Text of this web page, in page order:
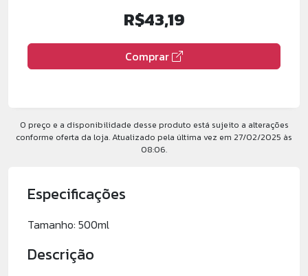
R$43,19
Comprar
O preço e a disponibilidade desse produto está sujeito a alterações
conforme oferta da loja. Atualizado pela última vez em 27/02/2025 às
08:06.
Especificações
Tamanho: 500ml
Descrição